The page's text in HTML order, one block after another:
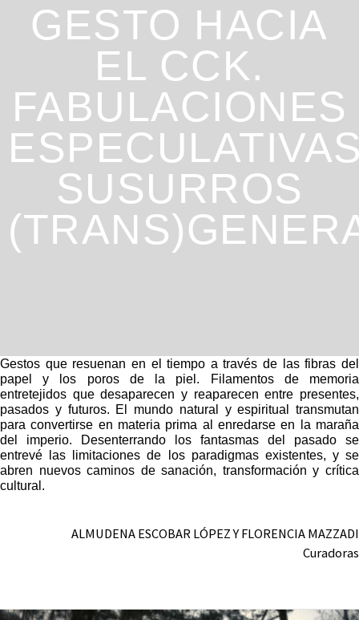
GESTO HACIA
EL CCK.
FABULACIONES
SUSURROS
Gestos que resuenan en el tiempo a través de las fibras del
papel y los poros de la piel. Filamentos de memoria
entretejidos que desaparecen y reaparecen entre presentes,
pasados y futuros. El mundo natural y espiritual transmutan
para convertirse en materia prima al enredarse en la maraña
del imperio. Desenterrando los fantasmas del pasado se
entrevé las limitaciones de los paradigmas existentes, y se
abren nuevos caminos de sanación, transformación y crítica
cultural.
ALMUDENA ESCOBAR LÓPEZ Y FLORENCIA MAZZADI
Curadoras